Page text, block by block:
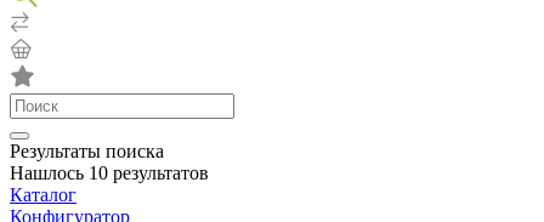
Результаты поиска
Нашлось 10 результатов
Каталог
Конфигуратор